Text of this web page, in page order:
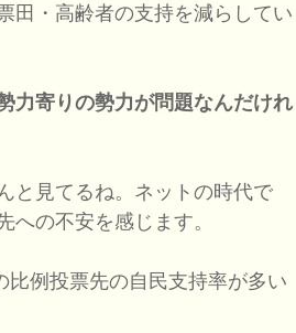
田・高齢者の支持を減らしてい
力寄りの勢力が問題なんだけれ
と見てるね。ネットの時代で
の不安を感じます。
例投票先の自民支持率が多い